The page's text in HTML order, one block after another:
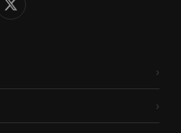
›
›